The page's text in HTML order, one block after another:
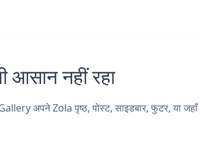
नहीं रहा
अपने Zola पृष्ठ, पोस्ट, साइडबार, फुटर, या जहाँ